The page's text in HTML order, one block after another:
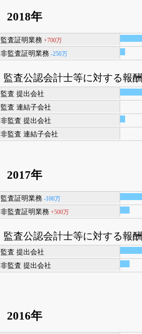
2018年
監査証明業務+700万
非監査証明業務-250万
監査公認会計士等に対する報酬
監査 提出会社
監査 連結子会社
非監査 提出会社
非監査 連結子会社
2017年
監査証明業務-100万
非監査証明業務+500万
監査公認会計士等に対する報酬
監査 提出会社
非監査 提出会社
2016年